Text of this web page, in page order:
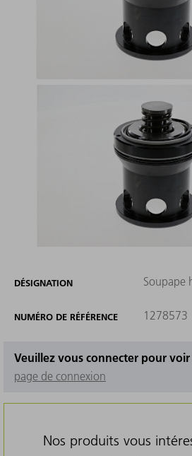
DÉSIGNATION Soupape
NUMÉRO DE RÉFÉRENCE 1278573
Veuillez vous connecter pour
page de connexion
Nos produits vous